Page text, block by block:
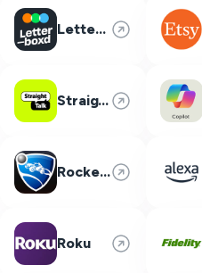
Letterboxd
Straight Talk
Rocket League
Roku